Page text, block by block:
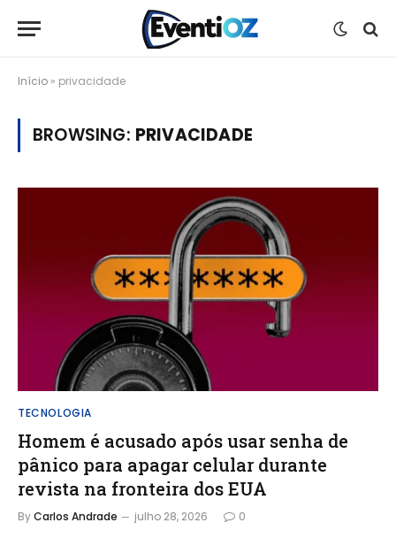
Início » privacidade
BROWSING: PRIVACIDADE
TECNOLOGIA
Homem é acusado após usar senha de
pânico para apagar celular durante
revista na fronteira dos EUA
ByCarlos Andrade julho 28, 2026 0